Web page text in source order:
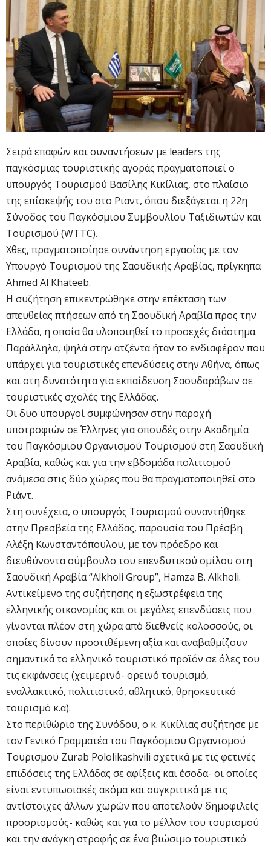
Σειρά επαφών και συναντήσεων με leaders της
παγκόσμιας τουριστικής αγοράς πραγματοποιεί ο
υπουργός Τουρισμού Βασίλης Κικίλιας, στο πλαίσιο
της επίσκεψής του στο Ριαντ, όπου διεξάγεται η 22η
Σύνοδος του Παγκόσμιου Συμβουλίου Ταξιδιωτών και
Τουρισμού (WTTC).
Χθες, πραγματοποίησε συνάντηση εργασίας με τον
Υπουργό Τουρισμού της Σαουδικής Αραβίας, πρίγκηπα
Ahmed Al Khateeb.
Η συζήτηση επικεντρώθηκε στην επέκταση των
απευθείας πτήσεων από τη Σαουδική Αραβία προς την
Ελλάδα, η οποία θα υλοποιηθεί το προσεχές διάστημα.
Παράλληλα, ψηλά στην ατζέντα ήταν το ενδιαφέρον που
υπάρχει για τουριστικές επενδύσεις στην Αθήνα, όπως
και στη δυνατότητα για εκπαίδευση Σαουδαράβων σε
τουριστικές σχολές της Ελλάδας.
Οι δυο υπουργοί συμφώνησαν στην παροχή
υποτροφιών σε Έλληνες για σπουδές στην Ακαδημία
του Παγκόσμιου Οργανισμού Τουρισμού στη Σαουδική
Αραβία, καθώς και για την εβδομάδα πολιτισμού
ανάμεσα στις δύο χώρες που θα πραγματοποιηθεί στο
Ριάντ.
Στη συνέχεια, ο υπουργός Τουρισμού συναντήθηκε
στην Πρεσβεία της Ελλάδας, παρουσία του Πρέσβη
Αλέξη Κωνσταντόπουλου, με τον πρόεδρο και
διευθύνοντα σύμβουλο του επενδυτικού ομίλου στη
Σαουδική Αραβία “Alkholi Group”, Hamza B. Alkholi.
Αντικείμενο της συζήτησης η εξωστρέφεια της
ελληνικής οικονομίας και οι μεγάλες επενδύσεις που
γίνονται πλέον στη χώρα από διεθνείς κολοσσούς, οι
οποίες δίνουν προστιθέμενη αξία και αναβαθμίζουν
σημαντικά το ελληνικό τουριστικό προϊόν σε όλες του
τις εκφάνσεις (χειμερινό- ορεινό τουρισμό,
εναλλακτικό, πολιτιστικό, αθλητικό, θρησκευτικό
τουρισμό κ.α).
Στο περιθώριο της Συνόδου, ο κ. Κικίλιας συζήτησε με
τον Γενικό Γραμματέα του Παγκόσμιου Οργανισμού
Τουρισμού Zurab Pololikashvili σχετικά με τις φετινές
επιδόσεις της Ελλάδας σε αφίξεις και έσοδα- οι οποίες
είναι εντυπωσιακές ακόμα και συγκριτικά με τις
αντίστοιχες άλλων χωρών που αποτελούν δημοφιλείς
προορισμούς- καθώς και για το μέλλον του τουρισμού
και την ανάγκη στροφής σε ένα βιώσιμο τουριστικό